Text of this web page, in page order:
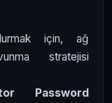
için, ağ
stratejisi
Password